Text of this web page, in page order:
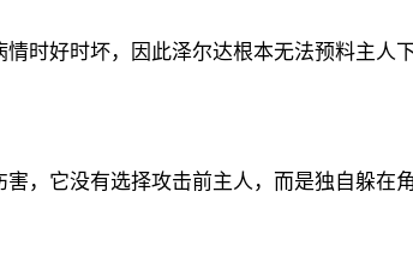
时好时坏，因此泽尔达根本无法预料主人
，它没有选择攻击前主人，而是独自躲在